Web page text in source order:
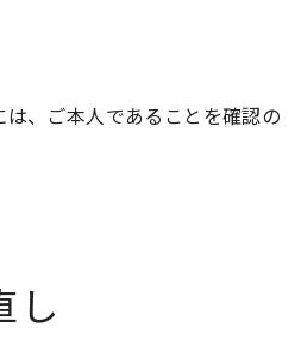
、ご本人であることを確認の
し